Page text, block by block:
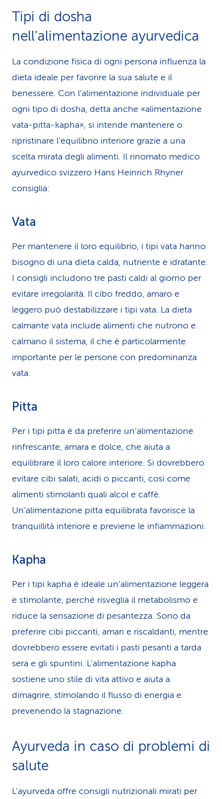
Tipi di dosha
nell’alimentazione ayurvedica
La condizione fisica di ogni persona influenza la
dieta ideale per favorire la sua salute e il
benessere. Con l’alimentazione individuale per
ogni tipo di dosha, detta anche «alimentazione
vata-pitta-kapha», si intende mantenere o
ripristinare l’equilibrio interiore grazie a una
scelta mirata degli alimenti. Il rinomato medico
ayurvedico svizzero Hans Heinrich Rhyner
consiglia:
Vata
Per mantenere il loro equilibrio, i tipi vata hanno
bisogno di una dieta calda, nutriente e idratante.
I consigli includono tre pasti caldi al giorno per
evitare irregolarità. Il cibo freddo, amaro e
leggero può destabilizzare i tipi vata. La dieta
calmante vata include alimenti che nutrono e
calmano il sistema, il che è particolarmente
importante per le persone con predominanza
vata.
Pitta
Per i tipi pitta è da preferire un’alimentazione
rinfrescante, amara e dolce, che aiuta a
equilibrare il loro calore interiore. Si dovrebbero
evitare cibi salati, acidi o piccanti, così come
alimenti stimolanti quali alcol e caffè.
Un’alimentazione pitta equilibrata favorisce la
tranquillità interiore e previene le infiammazioni.
Kapha
Per i tipi kapha è ideale un’alimentazione leggera
e stimolante, perché risveglia il metabolismo e
riduce la sensazione di pesantezza. Sono da
preferire cibi piccanti, amari e riscaldanti, mentre
dovrebbero essere evitati i pasti pesanti a tarda
sera e gli spuntini. L’alimentazione kapha
sostiene uno stile di vita attivo e aiuta a
dimagrire, stimolando il flusso di energia e
prevenendo la stagnazione.
Ayurveda in caso di problemi di
salute
L’ayurveda offre consigli nutrizionali mirati per